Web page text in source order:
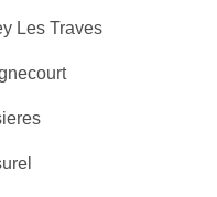
Les Traves